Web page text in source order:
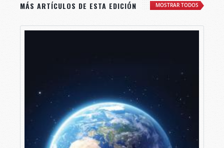
MÁS ARTÍCULOS DE ESTA EDICIÓN MOSTRAR TODOS